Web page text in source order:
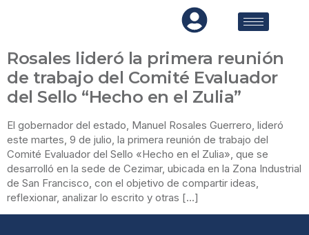
Rosales lideró la primera reunión
de trabajo del Comité Evaluador
del Sello “Hecho en el Zulia”
El gobernador del estado, Manuel Rosales Guerrero, lideró
este martes, 9 de julio, la primera reunión de trabajo del
Comité Evaluador del Sello «Hecho en el Zulia», que se
desarrolló en la sede de Cezimar, ubicada en la Zona Industrial
de San Francisco, con el objetivo de compartir ideas,
reflexionar, analizar lo escrito y otras […]